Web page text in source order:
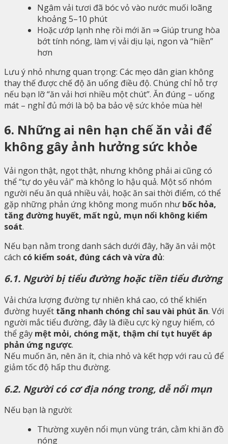
Ngâm vải tươi đã bóc vỏ vào nước muối loãng
khoảng 5–10 phút
Hoặc ướp lạnh nhẹ rồi mới ăn ⇒ Giúp trung hòa
bớt tính nóng, làm vị vải dịu lại, ngon và “hiền”
hơn
Lưu ý nhỏ nhưng quan trọng: Các mẹo dân gian không
thay thế được chế độ ăn uống điều độ. Chúng chỉ hỗ trợ
nếu bạn lỡ “ăn vải hơi nhiều một chút”. Ăn đúng – uống
mát – nghỉ đủ mới là bộ ba bảo vệ sức khỏe mùa hè!
6. Những ai nên hạn chế ăn vải để
không gây ảnh hưởng sức khỏe
Vải ngon thật, ngọt thật, nhưng không phải ai cũng có
thể “tự do yêu vải” mà không lo hậu quả. Một số nhóm
người nếu ăn quá nhiều vải, hoặc ăn sai thời điểm, có thể
gặp những phản ứng không mong muốn như bốc hỏa,
tăng đường huyết, mất ngủ, mụn nổi không kiểm
soát.
Nếu bạn nằm trong danh sách dưới đây, hãy ăn vải một
cách có kiểm soát, đúng cách và vừa đủ:
6.1. Người bị tiểu đường hoặc tiền tiểu đường
Vải chứa lượng đường tự nhiên khá cao, có thể khiến
đường huyết tăng nhanh chóng chỉ sau vài phút ăn. Với
người mắc tiểu đường, đây là điều cực kỳ nguy hiểm, có
thể gây mệt mỏi, chóng mặt, thậm chí tụt huyết áp
phản ứng ngược.
Nếu muốn ăn, nên ăn ít, chia nhỏ và kết hợp với rau củ để
giảm tốc độ hấp thu đường.
6.2. Người có cơ địa nóng trong, dễ nổi mụn
Nếu bạn là người:
Thường xuyên nổi mụn vùng trán, cằm khi ăn đồ
nóng